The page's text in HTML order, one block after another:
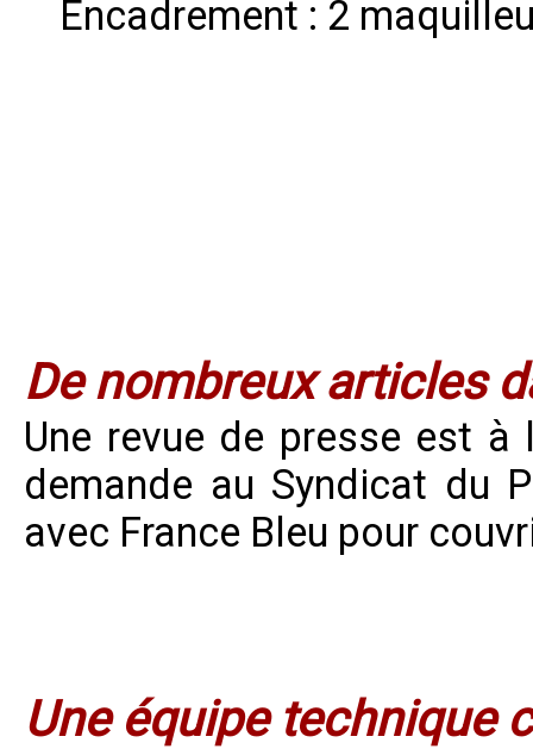
Encadrement : 2
De nombreux articles
Une revue de presse est
demande au Syndicat du
avec France Bleu pour
Une équipe technique